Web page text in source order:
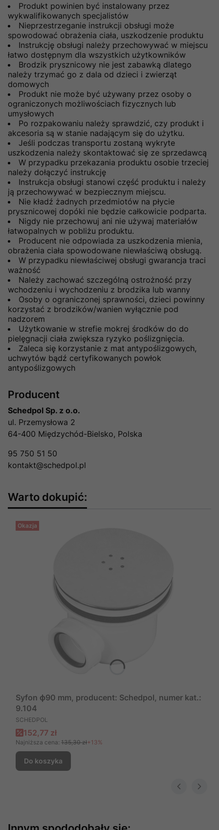
Produkt powinien być instalowany przez
wykwalifikowanych specjalistów
Nieprzestrzeganie instrukcji obsługi może
spowodować obrażenia ciała, uszkodzenie produktu
Instrukcję obsługi należy przechowywać w miejscu
łatwo dostępnym dla wszystkich użytkowników
Brodzik prysznicowy nie jest zabawką dlatego
należy trzymać go z dala od dzieci i zwierząt
domowych
Produkt nie może być używany przez osoby o
ograniczonych możliwościach fizycznych lub
umysłowych
Po rozpakowaniu należy sprawdzić, czy produkt i
akcesoria są w stanie nadającym się do użytku.
Jeśli podczas transportu zostaną wykryte
uszkodzenia należy skontaktować się ze sprzedawcą
W przypadku przekazania produktu osobie trzeciej
należy dołączyć instrukcję
Instrukcja obsługi stanowi część produktu i należy
ją przechowywać w bezpiecznym miejscu.
Nie kładź żadnych przedmiotów na płycie
prysznicowej dopóki nie będzie całkowicie podparta.
Nigdy nie przechowuj ani nie używaj materiałów
łatwopalnych w pobliżu produktu.
Producent nie odpowiada za uszkodzenia mienia,
obrażenia ciała spowodowane niewłaściwą obsługą.
W przypadku niewłaściwej obsługi gwarancja traci
ważność
Należy zachować szczególną ostrożność przy
wchodzeniu i wychodzeniu z brodzika lub wanny
Osoby o ograniczonej sprawności, dzieci powinny
korzystać z brodzików/wanien wyłącznie pod
nadzorem
Użytkowanie w strefie mokrej środków do do
pielęgnacji ciała zwiększa ryzyko poślizgnięcia.
Zaleca się korzystanie z mat antypoślizgowych,
uchwytów bądź certyfikowanych powłok
antypoślizgowych
Producent
Schedpol Sp. z o.o.
ul. Przemysłowa 2
64-400 Międzychód-Bielsko, Polska
95 750 51 50
kontakt@schedpol.pl
Warto dokupić:
Okazja
Syfon ɸ90 mm, producent: Schedpol, numer kat.:
9.104
PRODUCENT
SCHEDPOL
Cena promocyjna
152,77 zł
Najniższa cena: 135,30 zł+13%
Do koszyka